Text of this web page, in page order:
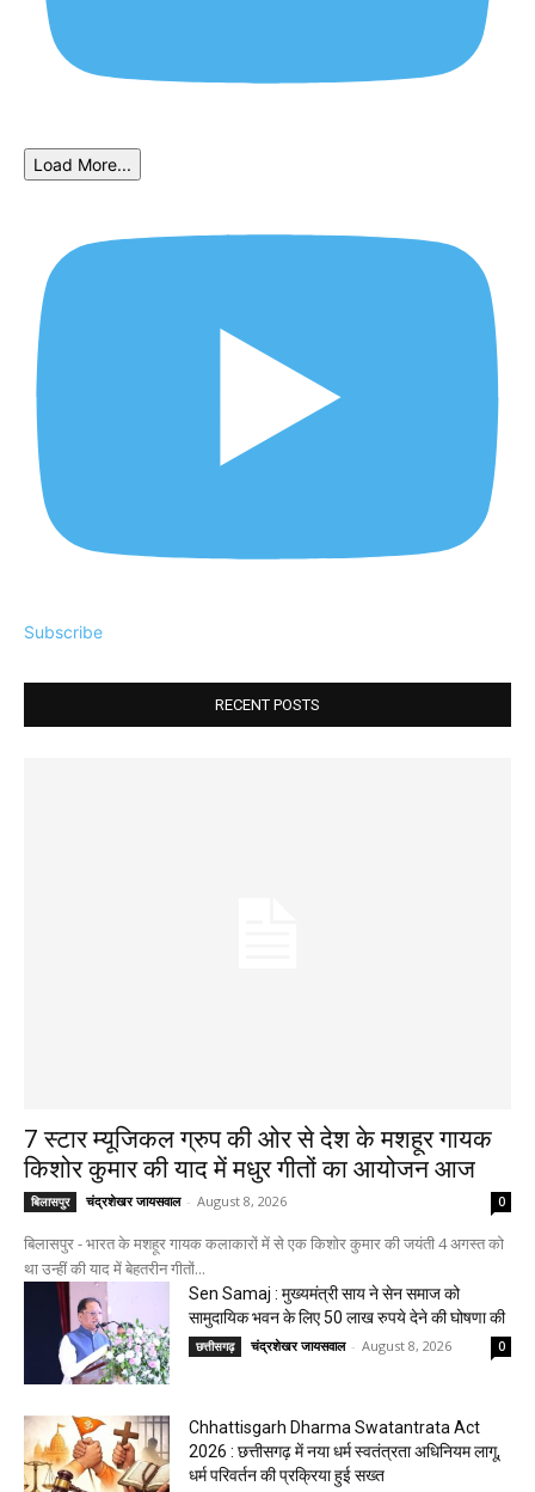
Load More...
Subscribe
RECENT POSTS
7 स्टार म्यूजिकल ग्रुप की ओर से देश के मशहूर गायक
किशोर कुमार की याद में मधुर गीतों का आयोजन आज
बिलासपुर चंद्रशेखर जायसवाल - August 8, 2026 0
बिलासपुर - भारत के मशहूर गायक कलाकारों में से एक किशोर कुमार की जयंती 4 अगस्त को
था उन्हीं की याद में बेहतरीन गीतों...
Sen Samaj : मुख्यमंत्री साय ने सेन समाज को
सामुदायिक भवन के लिए 50 लाख रुपये देने की घोषणा की
छत्तीसगढ़ चंद्रशेखर जायसवाल - August 8, 2026 0
Chhattisgarh Dharma Swatantrata Act
2026 : छत्तीसगढ़ में नया धर्म स्वतंत्रता अधिनियम लागू,
धर्म परिवर्तन की प्रक्रिया हुई सख्त